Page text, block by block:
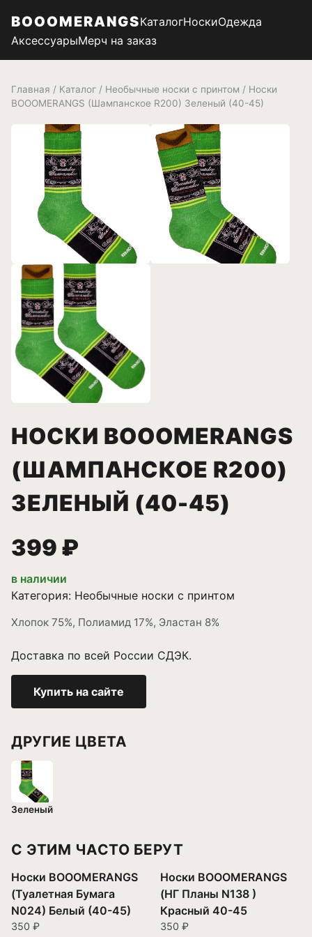
BOOOMERANGSКаталогНоскиОдежда
АксессуарыМерч на заказ
Главная / Каталог / Необычные носки с принтом / Носки
BOOOMERANGS (Шампанское R200) Зеленый (40-45)
НОСКИ BOOOMERANGS
(ШАМПАНСКОЕ R200)
ЗЕЛЕНЫЙ (40-45)
399 ₽
в наличии
Категория: Необычные носки с принтом
Хлопок 75%, Полиамид 17%, Эластан 8%
Доставка по всей России СДЭК.
Купить на сайте
ДРУГИЕ ЦВЕТА
Зеленый
С ЭТИМ ЧАСТО БЕРУТ
Носки BOOOMERANGS
(Туалетная Бумага
N024) Белый (40-45)
350 ₽
Носки BOOOMERANGS
(НГ Планы N138 )
Красный 40-45
350 ₽